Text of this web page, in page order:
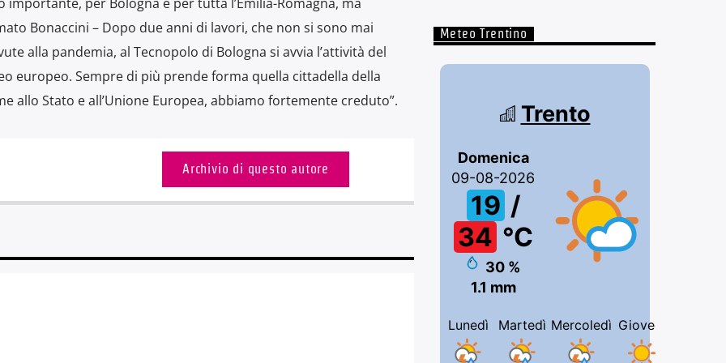
Bonaccini – Dopo due anni di lavori, che non si sono mai
alla pandemia, al Tecnopolo di Bologna si avvia l’attività del
europeo. Sempre di più prende forma quella cittadella della
allo Stato e all’Unione Europea, abbiamo fortemente creduto”.
Archivio di questo autore
Meteo Trentino